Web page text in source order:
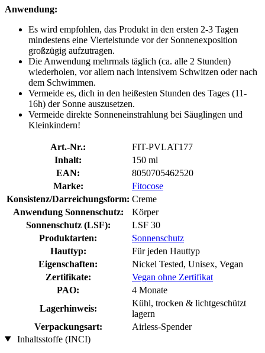
Anwendung:
Es wird empfohlen, das Produkt in den ersten 2-3 Tagen
mindestens eine Viertelstunde vor der Sonnenexposition
großzügig aufzutragen.
Die Anwendung mehrmals täglich (ca. alle 2 Stunden)
wiederholen, vor allem nach intensivem Schwitzen oder nach
dem Schwimmen.
Vermeide es, dich in den heißesten Stunden des Tages (11-
16h) der Sonne auszusetzen.
Vermeide direkte Sonneneinstrahlung bei Säuglingen und
Kleinkindern!
Art.-Nr.:
FIT-PVLAT177
Inhalt:
150 ml
EAN:
8050705462520
Marke:
Fitocose
Konsistenz/Darreichungsform: Creme
Anwendung Sonnenschutz:
Körper
Sonnenschutz (LSF):
LSF 30
Produktarten:
Sonnenschutz
Hauttyp:
Für jeden Hauttyp
Eigenschaften:
Nickel Tested, Unisex, Vegan
Zertifikate:
Vegan ohne Zertifikat
PAO:
4 Monate
Lagerhinweis:
Kühl, trocken & lichtgeschützt
lagern
Verpackungsart:
Airless-Spender
Inhaltsstoffe (INCI)